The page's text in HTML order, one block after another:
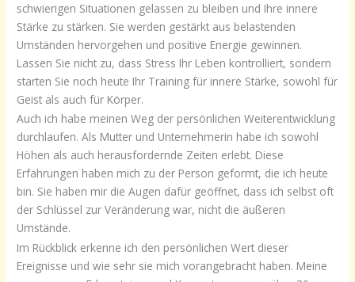
schwierigen Situationen gelassen zu bleiben und Ihre innere
Stärke zu stärken. Sie werden gestärkt aus belastenden
Umständen hervorgehen und positive Energie gewinnen.
Lassen Sie nicht zu, dass Stress Ihr Leben kontrolliert, sondern
starten Sie noch heute Ihr Training für innere Stärke, sowohl für
Geist als auch für Körper.
Auch ich habe meinen Weg der persönlichen Weiterentwicklung
durchlaufen. Als Mutter und Unternehmerin habe ich sowohl
Höhen als auch herausfordernde Zeiten erlebt. Diese
Erfahrungen haben mich zu der Person geformt, die ich heute
bin. Sie haben mir die Augen dafür geöffnet, dass ich selbst oft
der Schlüssel zur Veränderung war, nicht die äußeren
Umstände.
Im Rückblick erkenne ich den persönlichen Wert dieser
Ereignisse und wie sehr sie mich vorangebracht haben. Meine